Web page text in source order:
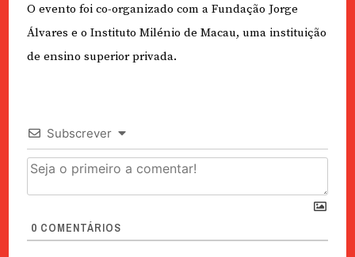
O evento foi co-organizado com a Fundação Jorge
Álvares e o Instituto Milénio de Macau, uma instituição
de ensino superior privada.
Subscrever
0 COMENTÁRIOS